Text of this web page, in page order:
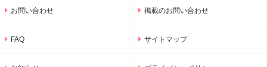
お問い合わせ 掲載のお問い合わせ
FAQ サイトマップ